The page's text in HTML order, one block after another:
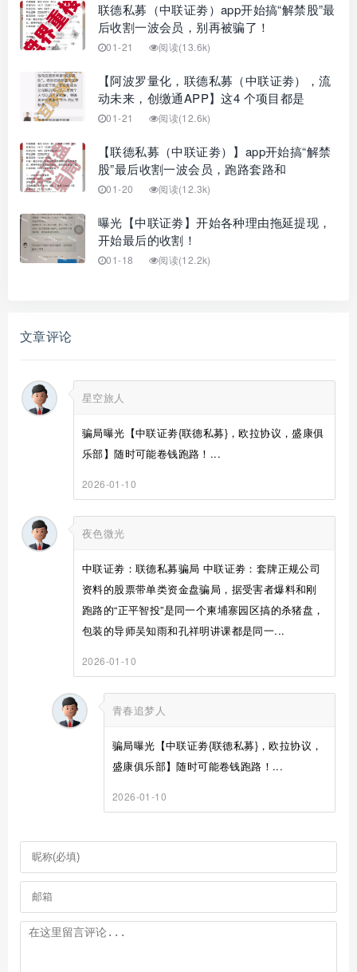
联德私募（中联证劵）app开始搞“解禁股”最
后收割一波会员，别再被骗了！
01-21 阅读(13.6k)
【阿波罗量化，联德私募（中联证劵），流
动未来，创缴通APP】这4 个项目都是
01-21 阅读(12.6k)
【联德私募（中联证劵）】app开始搞“解禁
股”最后收割一波会员，跑路套路和
01-20 阅读(12.3k)
曝光【中联证劵】开始各种理由拖延提现，
开始最后的收割！
01-18 阅读(12.2k)
文章评论
星空旅人
骗局曝光【中联证劵{联德私募}，欧拉协议，盛康俱
乐部】随时可能卷钱跑路！...
2026-01-10
夜色微光
中联证劵：联德私募骗局 中联证劵：套牌正规公司
资料的股票带单类资金盘骗局，据受害者爆料和刚
跑路的“正平智投”是同一个柬埔寨园区搞的杀猪盘，
包装的导师吴知雨和孔祥明讲课都是同一...
2026-01-10
青春追梦人
骗局曝光【中联证劵{联德私募}，欧拉协议，
盛康俱乐部】随时可能卷钱跑路！...
2026-01-10